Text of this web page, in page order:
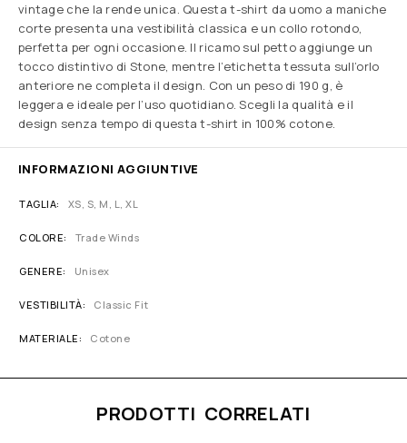
vintage che la rende unica. Questa t-shirt da uomo a maniche
corte presenta una vestibilità classica e un collo rotondo,
perfetta per ogni occasione. Il ricamo sul petto aggiunge un
tocco distintivo di Stone, mentre l’etichetta tessuta sull’orlo
anteriore ne completa il design. Con un peso di 190 g, è
leggera e ideale per l’uso quotidiano. Scegli la qualità e il
design senza tempo di questa t-shirt in 100% cotone.
INFORMAZIONI AGGIUNTIVE
TAGLIA XS, S, M, L, XL
COLORE Trade Winds
GENERE Unisex
VESTIBILITÀ Classic Fit
MATERIALE Cotone
PRODOTTI CORRELATI